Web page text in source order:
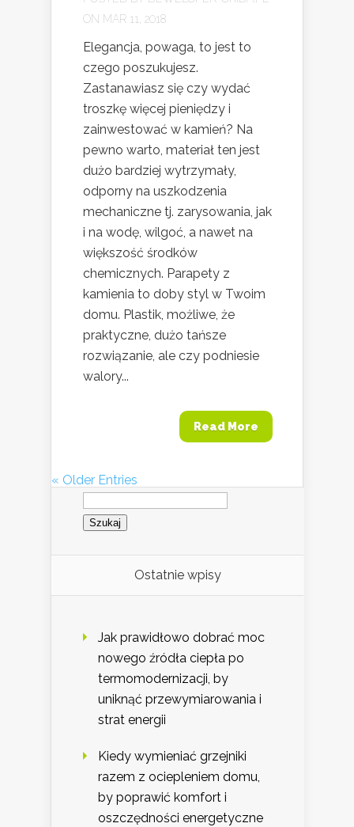
ON MAR 11, 2018
Elegancja, powaga, to jest to
czego poszukujesz.
Zastanawiasz się czy wydać
troszkę więcej pieniędzy i
zainwestować w kamień? Na
pewno warto, materiał ten jest
dużo bardziej wytrzymały,
odporny na uszkodzenia
mechaniczne tj. zarysowania, jak
i na wodę, wilgoć, a nawet na
większość środków
chemicznych. Parapety z
kamienia to doby styl w Twoim
domu. Plastik, możliwe, że
praktyczne, dużo tańsze
rozwiązanie, ale czy podniesie
walory...
Read More
« Older Entries
Szukaj:
Ostatnie wpisy
Jak prawidłowo dobrać moc
nowego źródła ciepła po
termomodernizacji, by
uniknąć przewymiarowania i
strat energii
Kiedy wymieniać grzejniki
razem z ociepleniem domu,
by poprawić komfort i
oszczędności energetyczne